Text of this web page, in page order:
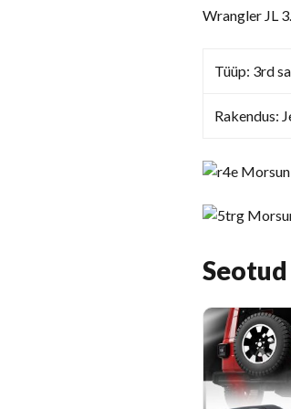
Wrangler JL
Tüüp: 3rd
Rakendus: